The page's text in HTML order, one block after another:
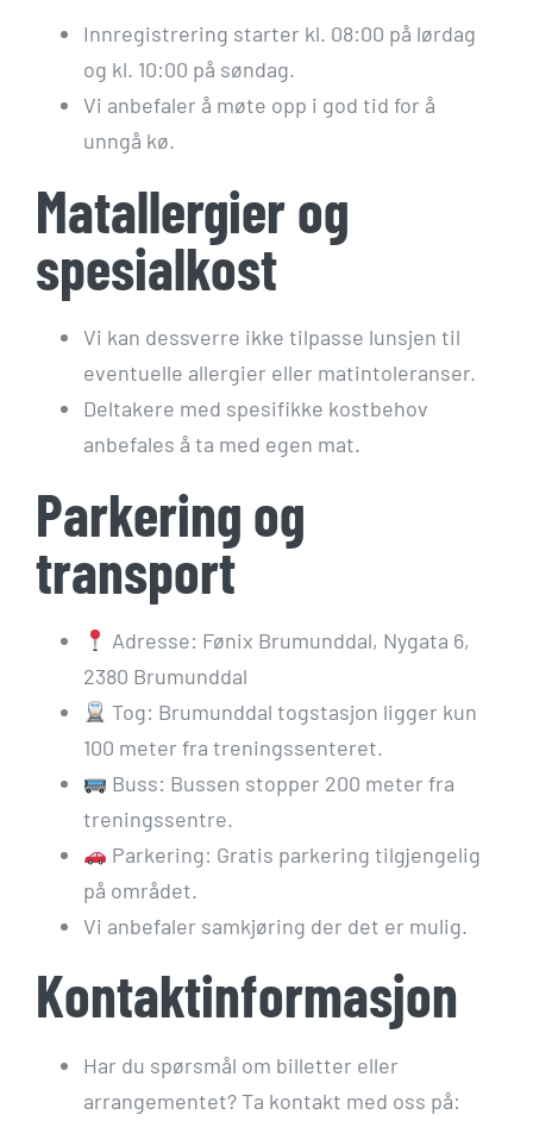
Innregistrering starter kl. 08:00 på lørdag
og kl. 10:00 på søndag.
Vi anbefaler å møte opp i god tid for å
unngå kø.
Matallergier og
spesialkost
Vi kan dessverre ikke tilpasse lunsjen til
eventuelle allergier eller matintoleranser.
Deltakere med spesifikke kostbehov
anbefales å ta med egen mat.
Parkering og
transport
Adresse: Fønix Brumunddal, Nygata 6,
2380 Brumunddal
Tog: Brumunddal togstasjon ligger kun
100 meter fra treningssenteret.
Buss: Bussen stopper 200 meter fra
treningssentre.
Parkering: Gratis parkering tilgjengelig
på området.
Vi anbefaler samkjøring der det er mulig.
Kontaktinformasjon
Har du spørsmål om billetter eller
arrangementet? Ta kontakt med oss på: